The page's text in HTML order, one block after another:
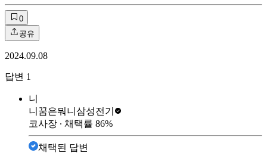
0
공유
2024.09.08
답변 1
니
니꿈은뭐니 삼성전기
코사장 ∙ 채택률 86%
채택된 답변